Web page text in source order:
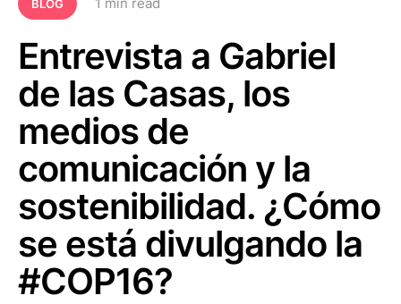
BLOG
Entrevista a Gabriel
de las Casas, los
medios de
comunicación y la
sostenibilidad. ¿Cómo
se está divulgando la
#COP16?